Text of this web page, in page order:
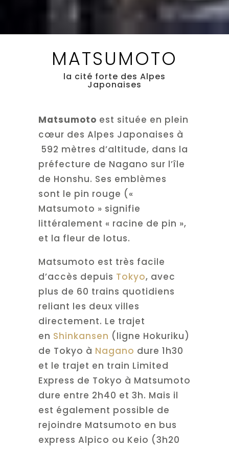
MATSUMOTO
la cité forte des Alpes
Japonaises
Matsumoto est située en plein
cœur des Alpes Japonaises à
592 mètres d’altitude, dans la
préfecture de Nagano sur l’île
de Honshu. Ses emblèmes
sont le pin rouge («
Matsumoto » signifie
littéralement « racine de pin »,
et la fleur de lotus.
Matsumoto est très facile
d’accès depuis Tokyo, avec
plus de 60 trains quotidiens
reliant les deux villes
directement. Le trajet
en Shinkansen (ligne Hokuriku)
de Tokyo à Nagano dure 1h30
et le trajet en train Limited
Express de Tokyo à Matsumoto
dure entre 2h40 et 3h. Mais il
est également possible de
rejoindre Matsumoto en bus
express Alpico ou Keio (3h20